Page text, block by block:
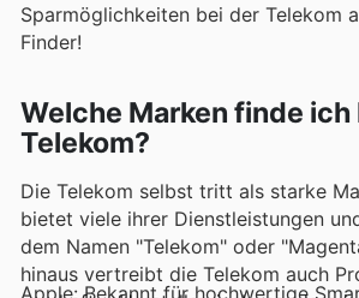
Sparmöglichkeiten bei der Telekom
Finder!
Welche Marken finde ich
Telekom?
Die Telekom selbst tritt als starke
bietet viele ihrer Dienstleistungen
dem Namen "Telekom" oder
hinaus vertreibt die Telekom auch